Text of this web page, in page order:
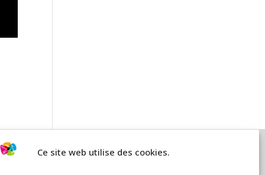
Ce site web utilise des cookies.